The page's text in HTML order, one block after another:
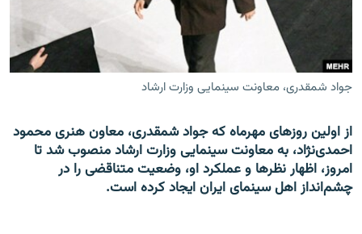
زبان‌های دیگر
جواد شمقدری، معاونت سینمایی وزارت ارشاد
از اولین روزهای مهرماه که جواد شمقدری، معاون هنری محمود
احمدی‌نژاد، به معاونت سینمایی وزارت ارشاد منصوب شد تا
امروز، اظهار نظرها و عملکرد او، وضعیت متناقضی را در
چشم‌انداز اهل سینمای ایران ایجاد کرده است.